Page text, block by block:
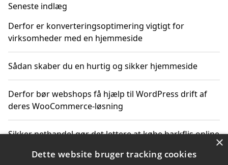
Seneste indlæg
Derfor er konverteringsoptimering vigtigt for
virksomheder med en hjemmeside
Sådan skaber du en hurtig og sikker hjemmeside
Derfor bør webshops få hjælp til WordPress drift af
deres WooCommerce-løsning
Sikker nethandel gør det lettere at købe barkflis online
Ting du bør vide før du vælger webbureau i Aarhus
×
Dette website bruger tracking cookies